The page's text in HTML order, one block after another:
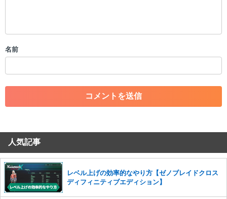
・一度削除された投稿を再び投稿すること
・アカウントの売買など金銭が絡む内容の投稿
・各ゲームのネタバレを含む内容の投稿
・その他、管理者が不適切と判断した投稿
コメントの削除を申請する
せていただきます。ご了承ください。
※一度削除したコメントは復元ができませんのでご注意くだ
さい。
また、過度な利用規約の違反や、弊社に損害の及ぶ内容の書き込みがあ
名前
人気記事
レベル上げの効率的なやり方【ゼノブレイドクロス
ディフィニティブエディション】